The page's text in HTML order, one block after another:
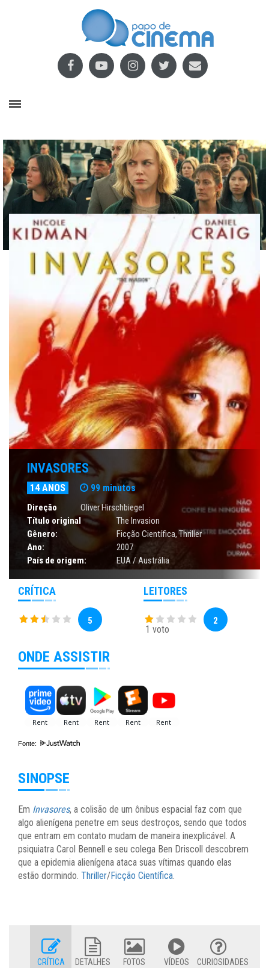
INVASORES
14 ANOS 99 minutos
Direção
Oliver Hirschbiegel
Título original
The Invasion
Gênero:
Ficção Científica,Thriller
Ano:
2007
País de origem:
EUA / Austrália
CRÍTICA
5
LEITORES
1 voto
2
ONDE ASSISTIR
Fonte:
SINOPSE
Em Invasores, a colisão de um ônibus espacial faz com que
algo alienígena penetre em seus destroços, sendo que todos
que entram em contato mudam de maneira inexplicável. A
psiquiatra Carol Bennell e seu colega Ben Driscoll descobrem
que a epidemia alienígena ataca suas vítimas quando elas
estão dormindo. Thriller/Ficção Científica.
CRÍTICA DETALHES FOTOS VÍDEOS CURIOSIDADES